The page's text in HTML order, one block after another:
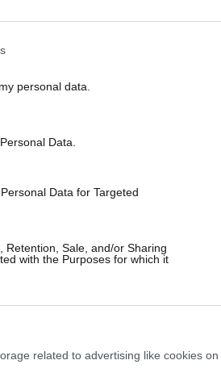
personal data.
Data.
Data for Targeted
Retention, Sale, and/or Sharing
with the Purposes for which it
related to advertising like cookies on
περιφέρεια